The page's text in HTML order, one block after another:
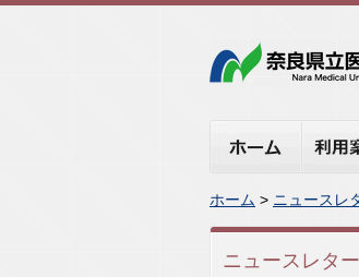
ホーム > ニュースレ
ニュースレター